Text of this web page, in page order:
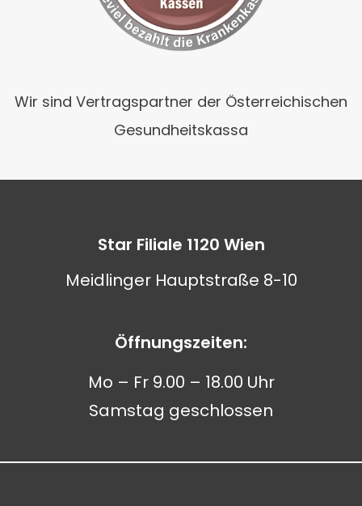
Wir sind Vertragspartner der Österreichischen
Gesundheitskassa
Star Filiale 1120 Wien
Meidlinger Hauptstraße 8-10
Öffnungszeiten:
Mo – Fr 9.00 – 18.00 Uhr
Samstag geschlossen